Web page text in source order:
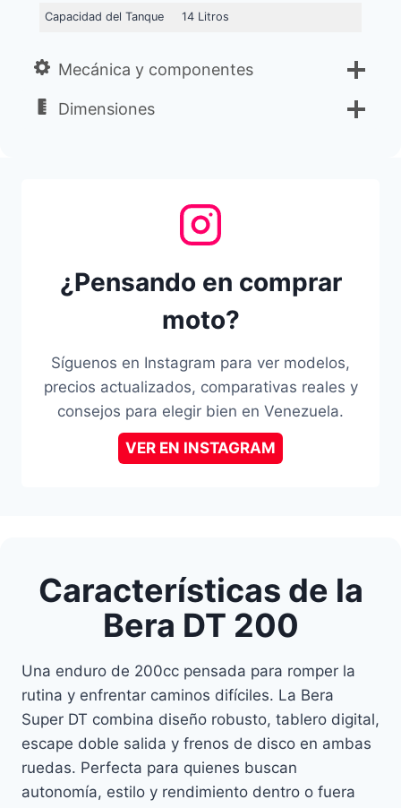
Capacidad del Tanque 14 Litros
Mecánica y componentes
Dimensiones
¿Pensando en comprar
moto?
Síguenos en Instagram para ver modelos,
precios actualizados, comparativas reales y
consejos para elegir bien en Venezuela.
VER EN INSTAGRAM
Características de la
Bera DT 200
Una enduro de 200cc pensada para romper la
rutina y enfrentar caminos difíciles. La Bera
Super DT combina diseño robusto, tablero digital,
escape doble salida y frenos de disco en ambas
ruedas. Perfecta para quienes buscan
autonomía, estilo y rendimiento dentro o fuera